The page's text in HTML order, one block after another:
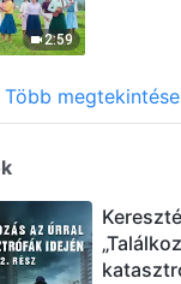
2:59
Több megtekintése